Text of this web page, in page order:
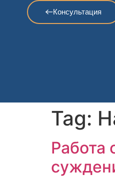
Консультация
Tag:
Работа